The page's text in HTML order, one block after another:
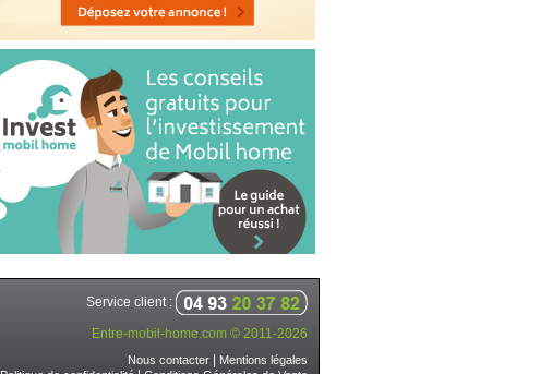
Service client :
Entre-mobil-home.com © 2011-2026
Nous contacter
Mentions légales